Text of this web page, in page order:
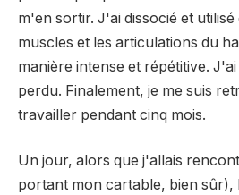
m'en sortir. J'ai dissocié et
muscles et les articulations du
manière intense et répétitive.
perdu. Finalement, je me suis
travailler pendant cinq mois.
Un jour, alors que j'allais
portant mon cartable, bien sûr),